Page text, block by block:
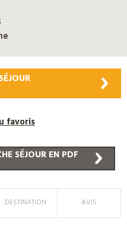
favoris
SÉJOUR EN PDF
DESTINATION AVIS